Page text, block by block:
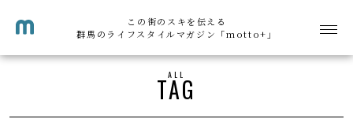
この街のスキを伝える
群馬のライフスタイルマガジン「motto+」
ALL
TAG